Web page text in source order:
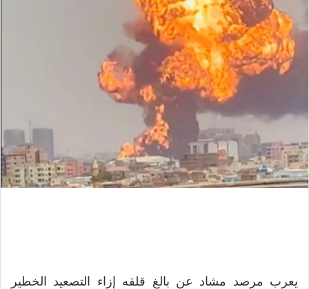
يعرب مرصد مشاد عن بالغ قلقه إزاء التصعيد الخطير